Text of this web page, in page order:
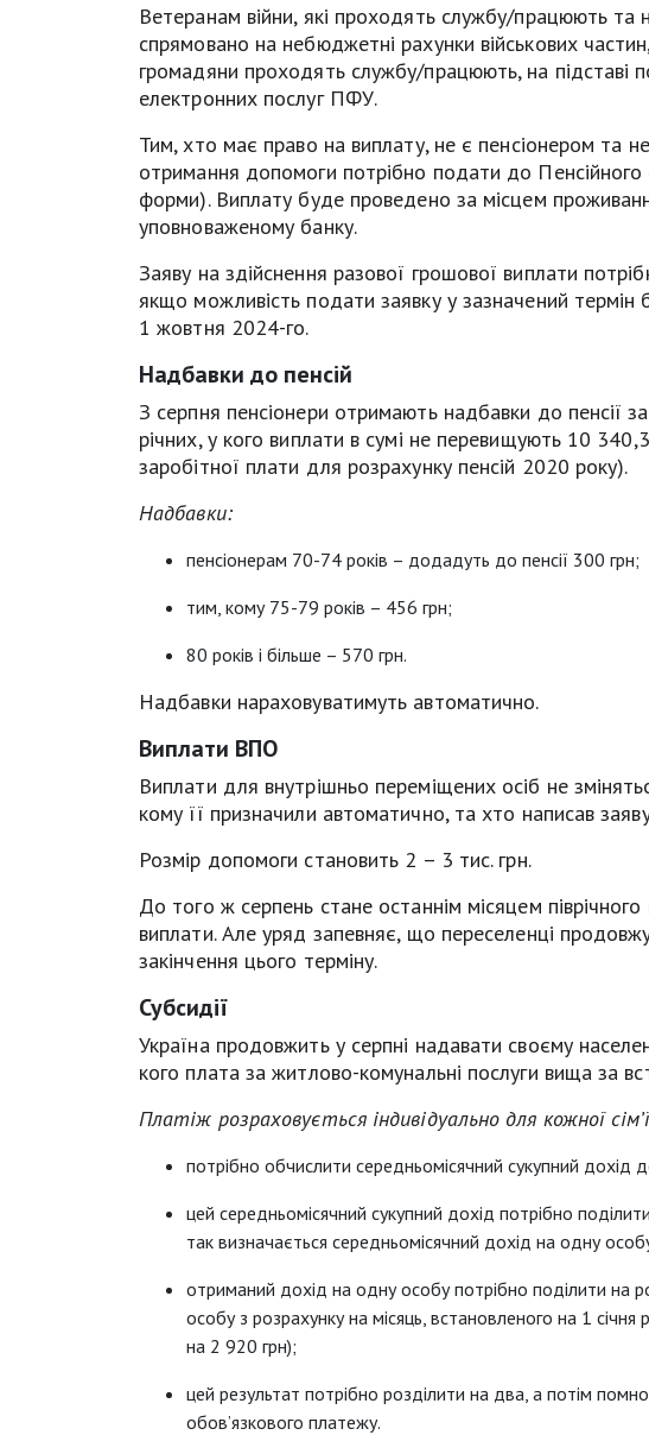
Ветеранам війни, які проходять службу/працюють та
спрямовано на небюджетні рахунки військових
громадяни проходять службу/працюють, на підставі
електронних послуг ПФУ.
Тим, хто має право на виплату, не є пенсіонером та
отримання допомоги потрібно подати до Пенсійного
форми). Виплату буде проведено за місцем
уповноваженому банку.
Заяву на здійснення разової грошової виплати
якщо можливість подати заявку у зазначений
1 жовтня 2024-го.
Надбавки до пенсій
З серпня пенсіонери отримають надбавки до пенсії
річних, у кого виплати в сумі не перевищують 10
заробітної плати для розрахунку пенсій 2020 року).
Надбавки:
пенсіонерам 70-74 років – додадуть до пенсії 300 грн;
тим, кому 75-79 років – 456 грн;
80 років і більше – 570 грн.
Надбавки нараховуватимуть автоматично.
Виплати ВПО
Виплати для внутрішньо переміщених осіб не
кому її призначили автоматично, та хто написав
Розмір допомоги становить 2 – 3 тис. грн.
До того ж серпень стане останнім місяцем
виплати. Але уряд запевняє, що переселенці
закінчення цього терміну.
Субсидії
Україна продовжить у серпні надавати своєму
кого плата за житлово-комунальні послуги вища за
Платіж розраховується індивідуально для кожної
потрібно обчислити середньомісячний сукупний дохід
цей середньомісячний сукупний дохід потрібно
так визначається середньомісячний дохід на одну
отриманий дохід на одну особу потрібно поділити на
особу з розрахунку на місяць, встановленого на 1 січня
на 2 920 грн);
цей результат потрібно розділити на два, а потім
обов’язкового платежу.